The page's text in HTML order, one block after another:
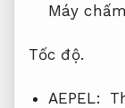
Máy
Tốc độ.
AEPEL: